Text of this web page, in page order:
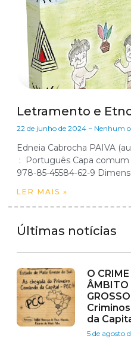
Letramento e
22 de junho de 2024 Nenhum
Edneia Cabrocha PAIVA
978-85-45584-62-9
LER MAIS »
Últimas notícias
O
ÂMBITO
da
5 de agosto